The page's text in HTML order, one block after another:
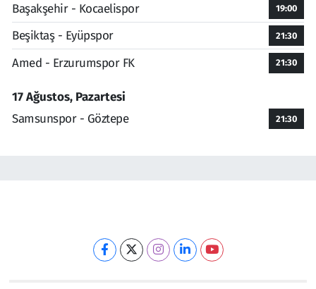
Başakşehir - Kocaelispor
19:00
Beşiktaş - Eyüpspor 21:30
Amed - Erzurumspor FK 21:30
17 Ağustos, Pazartesi
Samsunspor - Göztepe
21:30